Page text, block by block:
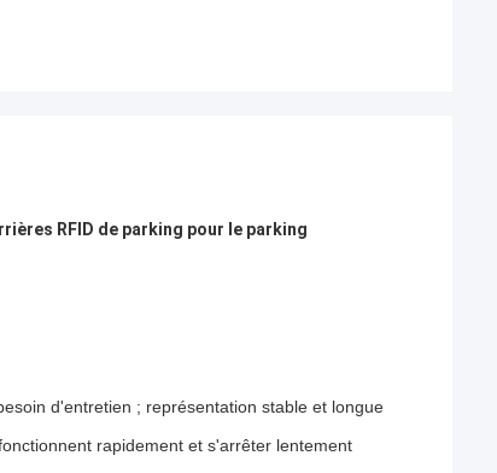
RFID de parking pour le parking
d'entretien ; représentation stable et longue
rapidement et s'arrêter lentement